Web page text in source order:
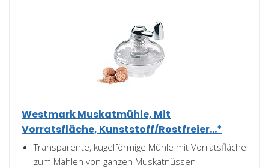
Westmark Muskatmühle, Mit
Vorratsfläche, Kunststoff/Rostfreier...*
Transparente, kugelförmige Mühle mit Vorratsfläche
zum Mahlen von ganzen Muskatnüssen